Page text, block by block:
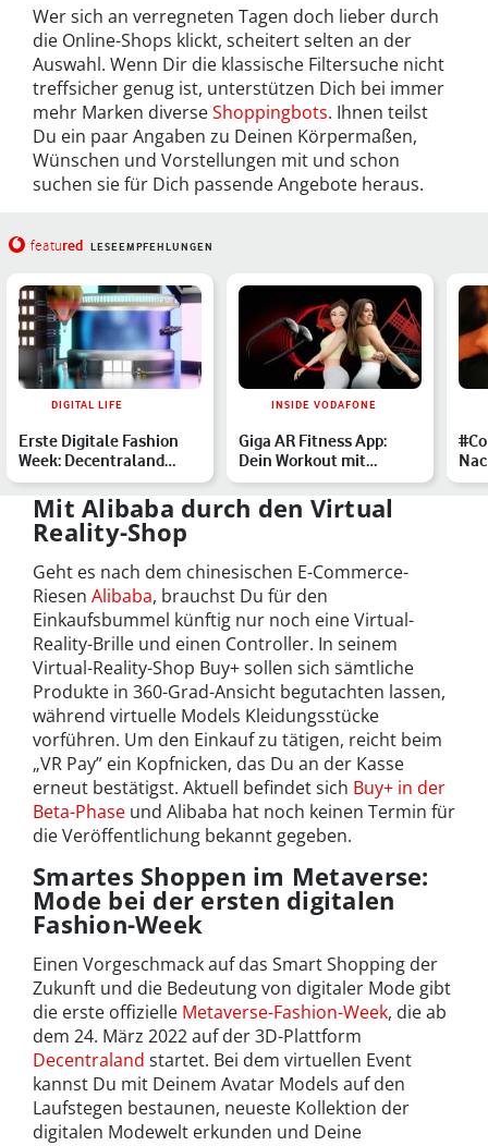
Wer sich an verregneten Tagen doch lieber durch
die Online-Shops klickt, scheitert selten an der
Auswahl. Wenn Dir die klassische Filtersuche nicht
treffsicher genug ist, unterstützen Dich bei immer
mehr Marken diverseShoppingbots. Ihnen teilst
Du ein paar Angaben zu Deinen Körpermaßen,
Wünschen und Vorstellungen mit und schon
suchen sie für Dich passende Angebote heraus.
featured LESEEMPFEHLUNGEN
DIGITAL LIFE
Erste Digitale Fashion
Week: Decentraland
bringt digitale Mode au…
INSIDE VODAFONE
Giga AR Fitness App:
Dein Workout mit
Augmented Reality
tut
Mit Alibaba durch den Virtual
Reality-Shop
Geht es nach dem chinesischen E-Commerce-
Riesen Alibaba, brauchst Du für den
Einkaufsbummel künftig nur noch eine Virtual-
Reality-Brille und einen Controller. In seinem
Virtual-Reality-Shop Buy+ sollen sich sämtliche
Produkte in 360-Grad-Ansicht begutachten lassen,
während virtuelle Models Kleidungsstücke
vorführen. Um den Einkauf zu tätigen, reicht beim
„VR Pay” ein Kopfnicken, das Du an der Kasse
erneut bestätigst. Aktuell befindet sich Buy+ in der
Beta-Phase und Alibaba hat noch keinen Termin für
die Veröffentlichung bekannt gegeben.
Smartes Shoppen im Metaverse:
Mode bei der ersten digitalen
Fashion-Week
Einen Vorgeschmack auf das Smart Shopping der
Zukunft und die Bedeutung von digitaler Mode gibt
die erste offizielle Metaverse-Fashion-Week, die ab
dem 24. März 2022 auf der 3D-Plattform
Decentraland startet. Bei dem virtuellen Event
kannst Du mit Deinem Avatar Models auf den
Laufstegen bestaunen, neueste Kollektion der
digitalen Modewelt erkunden und Deine